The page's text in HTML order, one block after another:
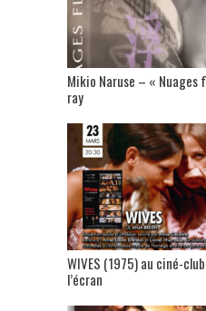
Mikio Naruse – «
ray
WIVES (1975) au ciné-
l’écran